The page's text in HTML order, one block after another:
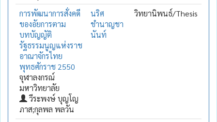
การพัฒนาการสั่งคดี
ของอัยการตาม
บทบัญญัติ
รัฐธรรมนูญแห่งราช
อาณาจักรไทย
พุทธศักราช 2550
จุฬาลงกรณ์
มหาวิทยาลัย
วีระพงษ์ บุญโญ
ภาส;กุลพล พลวัน
นริศ
ชำนาญชา
นันท์
วิทยานิพนธ์/Thesis